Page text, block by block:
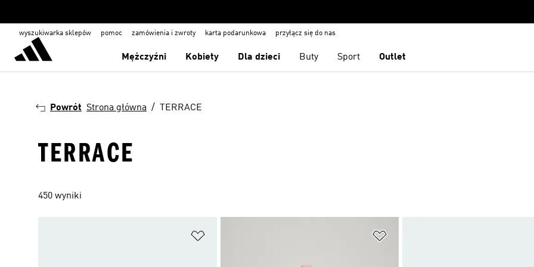
wyszukiwarka sklepów pomoc zamówienia i zwroty karta podarunkowa przyłącz się do nas
Mężczyźni Kobiety Dla dzieci Buty Sport Outlet
Powrót Strona główna TERRACE
TERRACE
450 wyniki